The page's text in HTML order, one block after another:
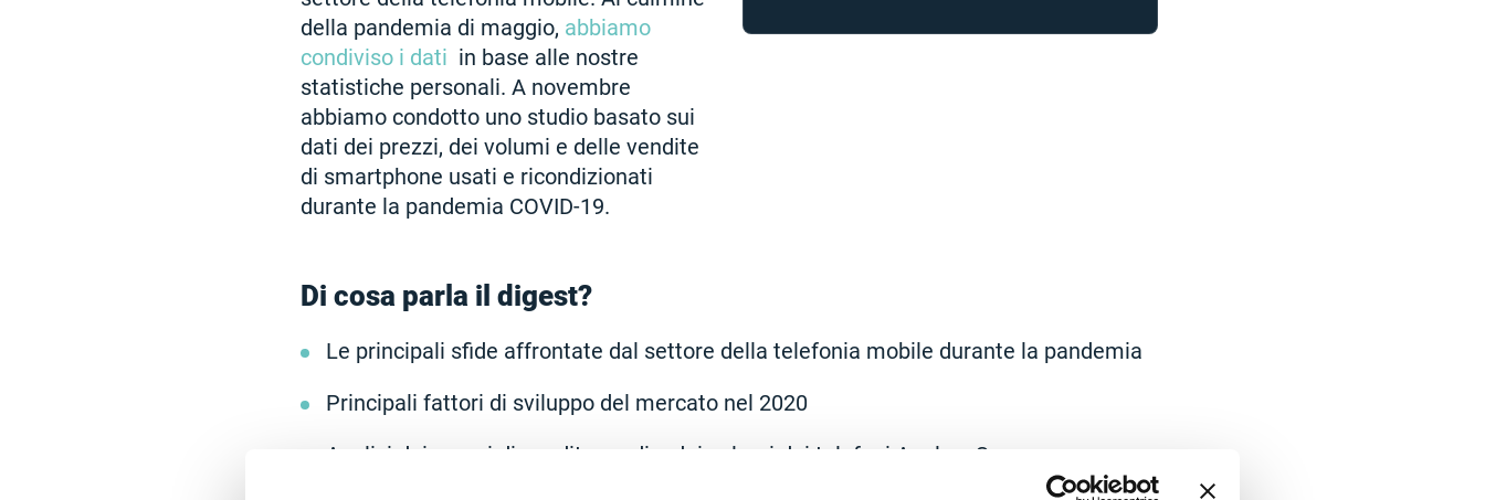
della pandemia di maggio, abbiamo
condiviso i dati in base alle nostre
statistiche personali. A novembre
abbiamo condotto uno studio basato sui
dati dei prezzi, dei volumi e delle vendite
di smartphone usati e ricondizionati
durante la pandemia COVID-19.
Di cosa parla il digest?
Le principali sfide affrontate dal settore della telefonia mobile durante la pandemia
Principali fattori di sviluppo del mercato nel 2020
Analisi dei prezzi di vendita medi e dei volumi dei telefoni Apple e Samsung